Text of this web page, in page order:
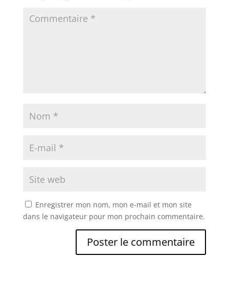
Enregistrer mon nom, mon e-mail et mon site
dans le navigateur pour mon prochain commentaire.